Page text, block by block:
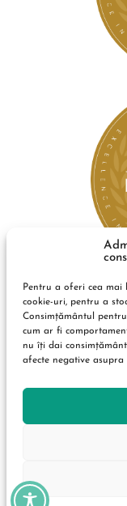
Pentru a oferi cea mai
cookie-uri, pentru a
Consimțământul
cum ar fi
nu îți dai
afecte negative